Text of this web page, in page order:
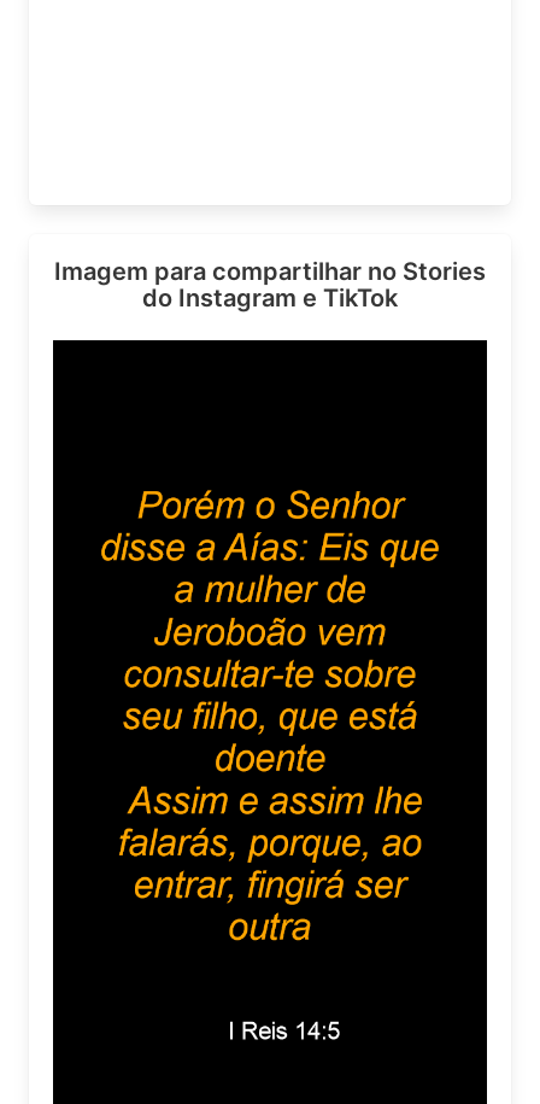
Imagem para compartilhar no Stories
do Instagram e TikTok